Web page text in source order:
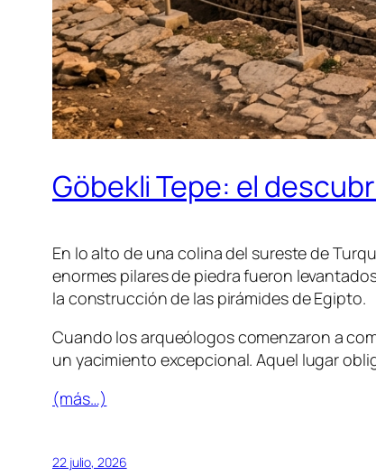
Göbekli Tepe: el
En lo alto de una colina del sureste de
enormes pilares de piedra fueron
la construcción de las pirámides de Egipto.
Cuando los arqueólogos comenzaron a
un yacimiento excepcional. Aquel lugar
(más…)
22 julio, 2026